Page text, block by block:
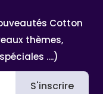
Cotton
thèmes,
....)
S'inscrire